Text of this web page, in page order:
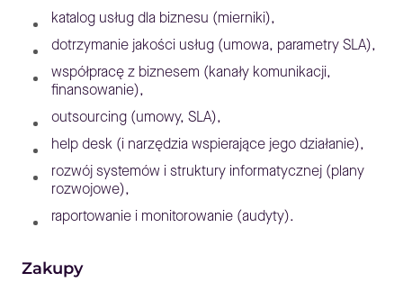
katalog usług dla biznesu (mierniki),
dotrzymanie jakości usług (umowa, parametry SLA),
współpracę z biznesem (kanały komunikacji,
finansowanie),
outsourcing (umowy, SLA),
help desk (i narzędzia wspierające jego działanie),
rozwój systemów i struktury informatycznej (plany
rozwojowe),
raportowanie i monitorowanie (audyty).
Zakupy